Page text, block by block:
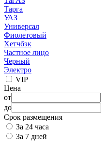
Тарга
УАЗ
Универсал
Фиолетовый
Хетчбэк
Частное лицо
Черный
Электро
VIP
Цена
от
до
Срок размещения
За 24 часа
За 7 дней